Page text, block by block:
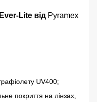
Ever-Lite від Pyramex
UV400;
покриття на лінзах,